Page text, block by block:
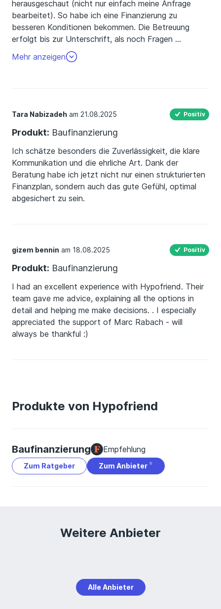
herausgeschaut (nicht nur einfach meine Anfrage
bearbeitet). So habe ich eine Finanzierung zu
besseren Konditionen bekommen. Die Betreuung
erfolgt bis zur Unterschrift, als noch Fragen …
zum Vertrag auftraten. Mein Fazit: Absolut
empfehlenswert!
Mehr anzeigen
Tara Nabizadeh am 21.08.2025 Positiv
Produkt: Baufinanzierung
Ich schätze besonders die Zuverlässigkeit, die klare
Kommunikation und die ehrliche Art. Dank der
Beratung habe ich jetzt nicht nur einen strukturierten
Finanzplan, sondern auch das gute Gefühl, optimal
abgesichert zu sein.
gizem bennin am 18.08.2025 Positiv
Produkt: Baufinanzierung
I had an excellent experience with Hypofriend. Their
team gave me advice, explaining all the options in
detail and helping me make decisions. . I especially
appreciated the support of Marc Rabach - will
always be thankful :)
Produkte von Hypofriend
Baufinanzierung Empfehlung
Zum Ratgeber Zum Anbieter
Weitere Anbieter
Alle Anbieter